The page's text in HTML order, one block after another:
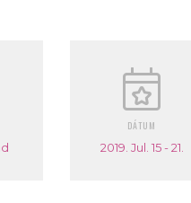
DÁTUM
2019. Jul. 15 - 21.